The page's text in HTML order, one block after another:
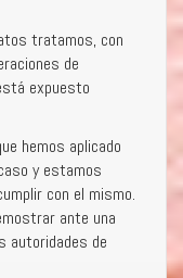
tratamos, con
de
expuesto
hemos aplicado
y estamos
con el mismo.
ante una
autoridades de